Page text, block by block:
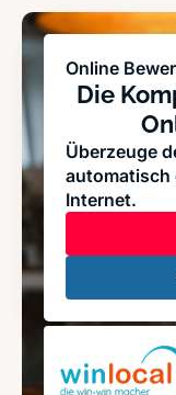
Online
Die
Überzeuge
automatisch
Internet.